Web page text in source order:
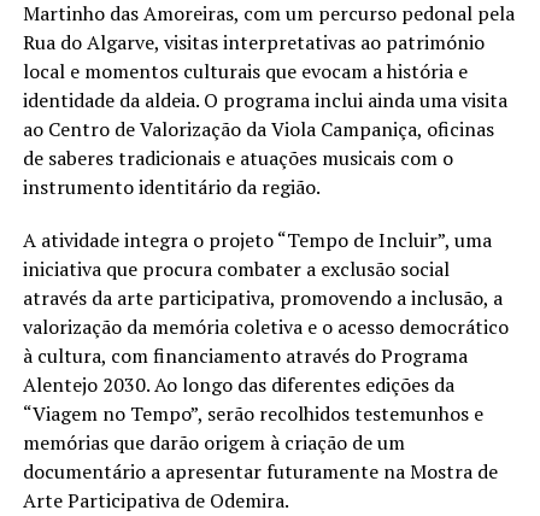
Martinho das Amoreiras, com um percurso pedonal pela
Rua do Algarve, visitas interpretativas ao património
local e momentos culturais que evocam a história e
identidade da aldeia. O programa inclui ainda uma visita
ao Centro de Valorização da Viola Campaniça, oficinas
de saberes tradicionais e atuações musicais com o
instrumento identitário da região.
A atividade integra o projeto “Tempo de Incluir”, uma
iniciativa que procura combater a exclusão social
através da arte participativa, promovendo a inclusão, a
valorização da memória coletiva e o acesso democrático
à cultura, com financiamento através do Programa
Alentejo 2030. Ao longo das diferentes edições da
“Viagem no Tempo”, serão recolhidos testemunhos e
memórias que darão origem à criação de um
documentário a apresentar futuramente na Mostra de
Arte Participativa de Odemira.